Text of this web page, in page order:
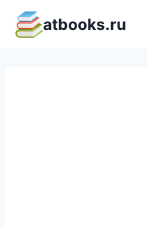
содержимому
atbooks.ru